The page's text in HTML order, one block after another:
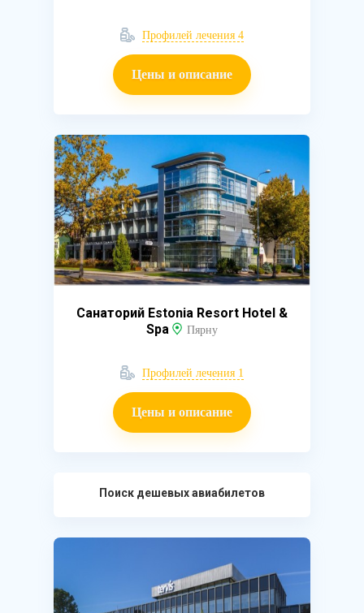
Профилей лечения 4
Цены и описание
Санаторий Estonia Resort Hotel &
Spa
Пярну
Профилей лечения 1
Цены и описание
Поиск дешевых авиабилетов